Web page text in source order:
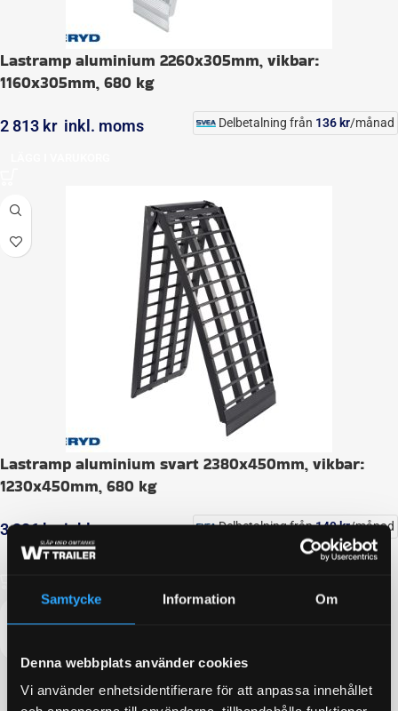
Samtycke Information Om
Denna webbplats använder cookies
Vi använder enhetsidentifierare för att anpassa innehållet
Lastramp aluminium 2260x305mm, vikbar:
1160x305mm, 680 kg
2 813 kr inkl. moms Delbetalning från 136 kr/månad
Lastramp aluminium svart 2380x450mm, vikbar:
1230x450mm, 680 kg
3 236kr inkl. moms Delbetalning från149kr/månad
LÄGG I VARUKORG